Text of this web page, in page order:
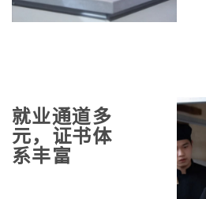
就业通道多
元，证书体
系丰富